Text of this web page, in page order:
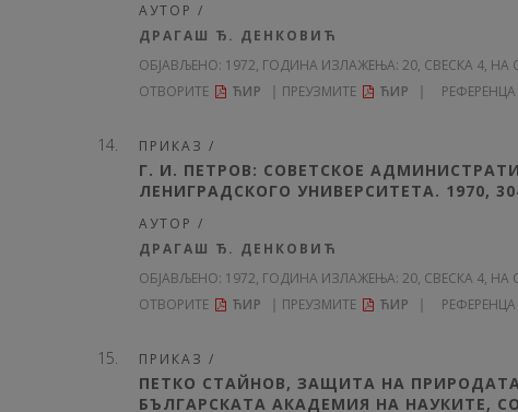
АУТОР /
ДРАГАШ Ђ. ДЕНКОВИЋ
ОБЈАВЉЕНО: 1972, ГОДИНА ИЗЛАЖЕЊА: 20, СВЕСКА 4, НА
ОТВОРИТЕ
ЋИР ПРЕУЗМИТЕ ЋИР РЕФЕРЕНЦА
ПРИКАЗ /
Г. И. ПЕТРОВ: СОВЕТСКОЕ
ЛЕНИГРАДСКОГО УНИВЕРСИТЕТА. 1970,
АУТОР /
ДРАГАШ Ђ. ДЕНКОВИЋ
ОБЈАВЉЕНО: 1972, ГОДИНА ИЗЛАЖЕЊА: 20, СВЕСКА 4, НА
ОТВОРИТЕ
ЋИР ПРЕУЗМИТЕ ЋИР РЕФЕРЕНЦА
ПРИКАЗ /
ПЕТКО СТАЙНОВ, ЗАЩИТА НА
БЪЛГАРСКАТА АКАДЕМИЯ НА НАУКИТЕ,